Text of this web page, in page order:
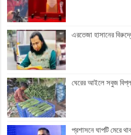
এরতেজা হাসানের
ঘেরের আইলে সবুজ
প্রশাসনে ঘাপটি মেরে